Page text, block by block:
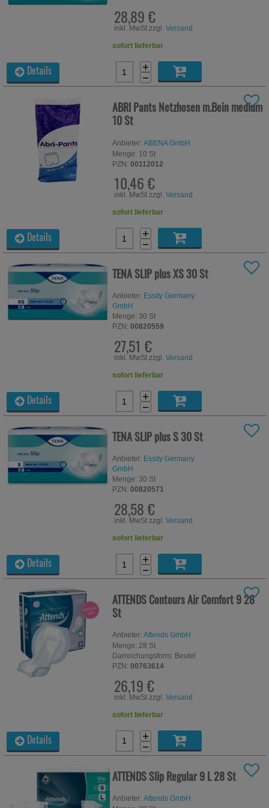
28,89 €
inkl. MwSt zzgl.Versand
sofort lieferbar
+
−
Details
ABRI Pants Netzhosen m.Bein medium
10 St
Anbieter: ABENA GmbH
Menge: 10 St
PZN: 00112012
10,46 €
inkl. MwSt zzgl.Versand
sofort lieferbar
+
−
Details
TENA SLIP plus XS30 St
Anbieter: Essity Germany
GmbH
Menge: 30 St
PZN: 00820559
27,51 €
inkl. MwSt zzgl.Versand
sofort lieferbar
+
−
Details
TENA SLIP plus S30 St
Anbieter: Essity Germany
GmbH
Menge: 30 St
PZN: 00820571
28,58 €
inkl. MwSt zzgl.Versand
sofort lieferbar
+
−
Details
ATTENDS Contours Air Comfort 928
St
Anbieter: Attends GmbH
Menge: 28 St
Darreichungsform: Beutel
PZN: 00763614
26,19 €
inkl. MwSt zzgl.Versand
sofort lieferbar
+
−
Details
ATTENDS Slip Regular 9 L28 St
Anbieter: Attends GmbH